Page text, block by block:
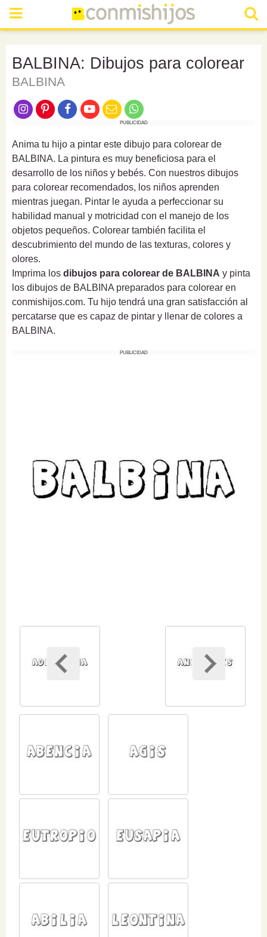
BALBINA: Dibujos para colorear
BALBINA
PUBLICIDAD
Anima tu hijo a pintar este dibujo para colorear de
BALBINA. La pintura es muy beneficiosa para el
desarrollo de los niños y bebés. Con nuestros dibujos
para colorear recomendados, los niños aprenden
mientras juegan. Pintar le ayuda a perfeccionar su
habilidad manual y motricidad con el manejo de los
objetos pequeños. Colorear también facilita el
descubrimiento del mundo de las texturas, colores y
olores.
Imprima los dibujos para colorear de BALBINA y pinta
los dibujos de BALBINA preparados para colorear en
conmishijos.com. Tu hijo tendrá una gran satisfacción al
percatarse que es capaz de pintar y llenar de colores a
BALBINA.
PUBLICIDAD